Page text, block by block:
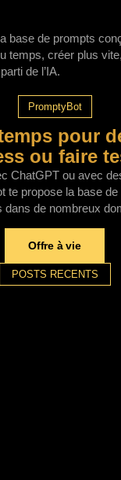
base de prompts
temps, créer plus
de l’IA.
PromptyBot
pour
ou faire
ChatGPT ou avec
te propose la base
dans de nombreux
Offre à vie
POSTS RECENTS